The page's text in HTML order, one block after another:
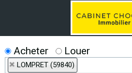
Acheter Louer
LOMPRET (59840)